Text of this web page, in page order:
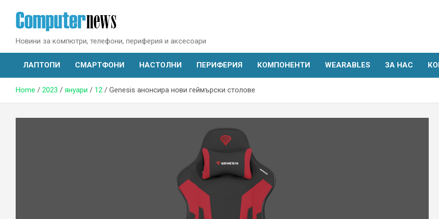
content
Новини за компютри, телефони, периферия и аксесоари
ЛАПТОПИ СМАРТФОНИ НАСТОЛНИ ПЕРИФЕРИЯ КОМПОНЕНТИ WEARABLES ЗА НАС
Home 2023 януари 12 Genesis анонсира нови геймърски столове